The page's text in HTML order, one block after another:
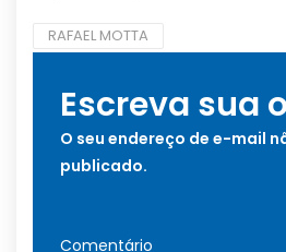
RAFAEL MOTTA
Escreva sua
O seu endereço de e-mail
publicado.
Comentário